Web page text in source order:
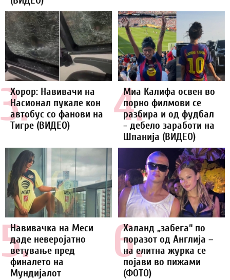
3.
Хорор: Навивачи на
Насионал пукале кон
автобус со фанови на
Тигре (ВИДЕО)
4.
Миа Калифа освен во
порно филмови се
разбира и од фудбал
- дебело заработи на
Шпанија (ВИДЕО)
5.
Навивачка на Меси
даде неверојатно
ветување пред
финалето на
Мундијалот
6.
Халанд „забега“ по
поразот од Англија –
на елитна журка се
појави во пижами
(ФОТО)